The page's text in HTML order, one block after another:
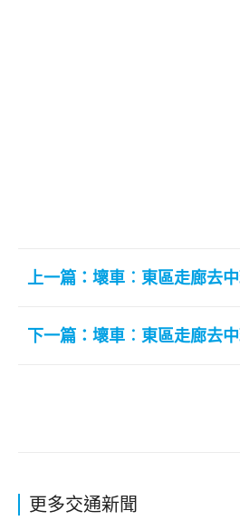
上一篇：壞車︰東區走廊去
下一篇：壞車︰東區走廊去
更多交通新聞